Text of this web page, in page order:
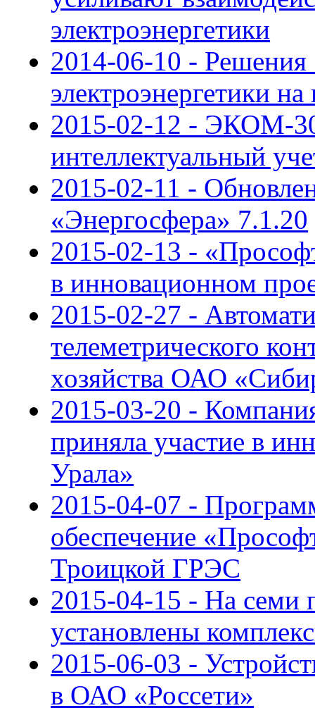
электроэнергетики
2014-06-10 -
электроэнергетики
2015-02-12 - ЭКОМ-
интеллектуальный
2015-02-11 -
«Энергосфера» 7.1.20
2015-02-13 -
в инновационном
2015-02-27 -
телеметрического
хозяйства ОАО
2015-03-20 -
приняла участие в
Урала»
2015-04-07 -
обеспечение
Троицкой ГРЭС
2015-04-15 - На семи
установлены
2015-06-03 -
в ОАО «Россети»